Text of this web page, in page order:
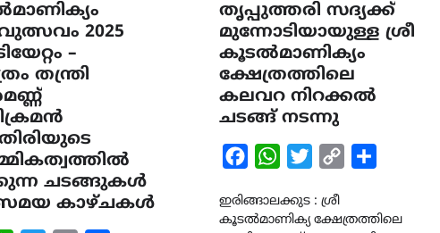
2025
–
തന്ത്രി
ചടങ്ങുകൾ
കാഴ്ചകൾ
തൃപ്പുത്തരി സദ്യക്ക്
മുന്നോടിയായുള്ള ശ്രീ
കൂടൽമാണിക്യം
ക്ഷേത്രത്തിലെ
കലവറ നിറക്കൽ
ചടങ്ങ് നടന്നു
FacebookWhatsAppTwitterCopy
ഇരിങ്ങാലക്കുട : ശ്രീ
കൂടൽമാണിക്യ ക്ഷേത്രത്തിലെ